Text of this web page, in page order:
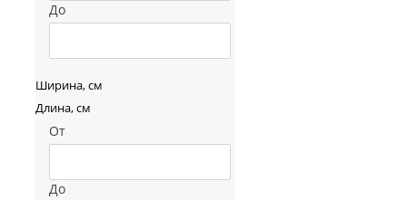
До
Ширина, см
Длина, см
От
До